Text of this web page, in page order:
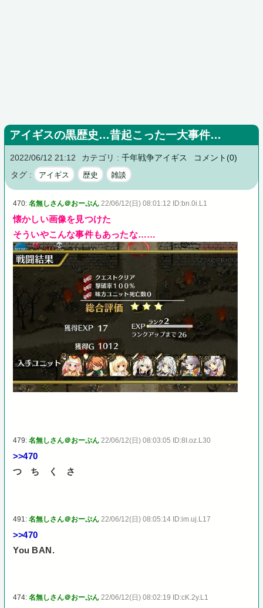
アイギスの黒歴史…昔起こった一大事件…
2022/06/12 21:12 カテゴリ :千年戦争アイギス
コメント(0)
タグ :
アイギス 歴史 雑談
470:名無しさん＠おーぷん 22/06/12(日) 08:01:12 ID:bn.0i.L1
懐かしい画像を見つけた
そういやこんな事件もあったな……
479:名無しさん＠おーぷん 22/06/12(日) 08:03:05 ID:8I.oz.L30
>>470
つ ち く さ
491:名無しさん＠おーぷん 22/06/12(日) 08:05:14 ID:im.uj.L17
>>470
You BAN.
474:名無しさん＠おーぷん 22/06/12(日) 08:02:19 ID:cK.2y.L1